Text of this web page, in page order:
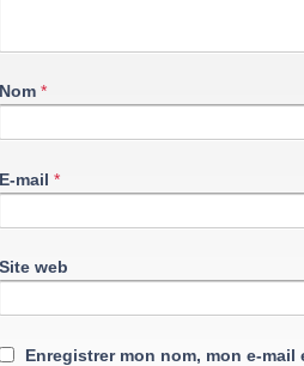
Nom *
E-mail *
Site web
Enregistrer mon nom, mon e-